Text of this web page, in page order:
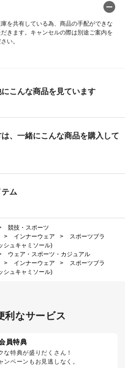
を共有している為、商品の手配ができな
きます。キャンセルの際は別途ご案内を
い。
こんな商品を見ています
、一緒にこんな商品を購入して
ム
競技・スポーツ
> インナーウェア >
スポーツブラ
シュキャミソール)
ウェア・スポーツ・カジュアル
> インナーウェア >
スポーツブラ
シュキャミソール)
利なサービス
員特典
な特典が盛りだくさん！
ンペーンもお見逃しなく。